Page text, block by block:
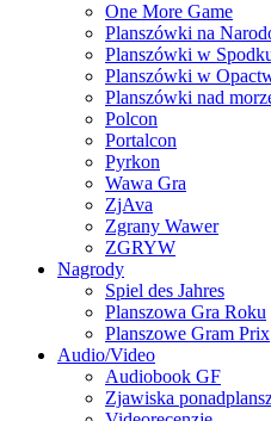
One More Game
Planszówki na
Planszówki w
Planszówki w
Planszówki nad
Polcon
Portalcon
Pyrkon
Wawa Gra
ZjAva
Zgrany Wawer
ZGRYW
Nagrody
Spiel des Jahres
Planszowa Gra Roku
Planszowe Gram Prix
Audio/Video
Audiobook GF
Zjawiska